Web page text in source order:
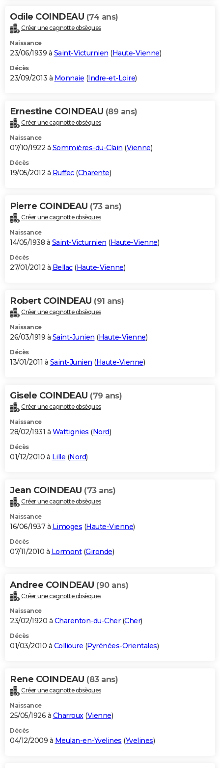
Odile COINDEAU (74 ans)
Créer une cagnotte obsèques
Naissance
23/06/1939 à Saint-Victurnien (Haute-Vienne)
Décès
23/09/2013 à Monnaie (Indre-et-Loire)
Ernestine COINDEAU (89 ans)
Créer une cagnotte obsèques
Naissance
07/10/1922 à Sommières-du-Clain (Vienne)
Décès
19/05/2012 à Ruffec(Charente)
Pierre COINDEAU (73 ans)
Créer une cagnotte obsèques
Naissance
14/05/1938 à Saint-Victurnien (Haute-Vienne)
Décès
27/01/2012 à Bellac(Haute-Vienne)
Robert COINDEAU (91 ans)
Créer une cagnotte obsèques
Naissance
26/03/1919 à Saint-Junien (Haute-Vienne)
Décès
13/01/2011 à Saint-Junien (Haute-Vienne)
Gisele COINDEAU (79 ans)
Créer une cagnotte obsèques
Naissance
28/02/1931 à Wattignies (Nord)
Décès
01/12/2010 à Lille (Nord)
Jean COINDEAU (73 ans)
Créer une cagnotte obsèques
Naissance
16/06/1937 à Limoges (Haute-Vienne)
Décès
07/11/2010 à Lormont(Gironde)
Andree COINDEAU (90 ans)
Créer une cagnotte obsèques
Naissance
23/02/1920 à Charenton-du-Cher(Cher)
Décès
01/03/2010 à Collioure (Pyrénées-Orientales)
Rene COINDEAU (83 ans)
Créer une cagnotte obsèques
Naissance
25/05/1926 à Charroux(Vienne)
Décès
04/12/2009 à Meulan-en-Yvelines (Yvelines)